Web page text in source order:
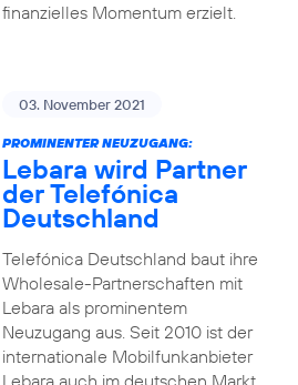
finanzielles Momentum erzielt.
03. November 2021
PROMINENTER NEUZUGANG:
Lebara wird Partner
der Telefónica
Deutschland
Telefónica Deutschland baut ihre
Wholesale-Partnerschaften mit
Lebara als prominentem
Neuzugang aus. Seit 2010 ist der
internationale Mobilfunkanbieter
Lebara auch im deutschen Markt